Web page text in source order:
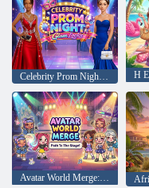
Avatar World Merge: Path To The Stage!